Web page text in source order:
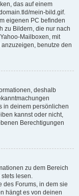
das auf einem
mein-bild.gif.
eigenen PC befinden
zu Bildern, die nur nach
Mailboxen, mit
benutze den
deshalb
in deinem persönlichen
kannst oder nicht,
Berechtigungen
zu dem Bereich
lesen.
des Forums, in dem sie
hängt es von deinen